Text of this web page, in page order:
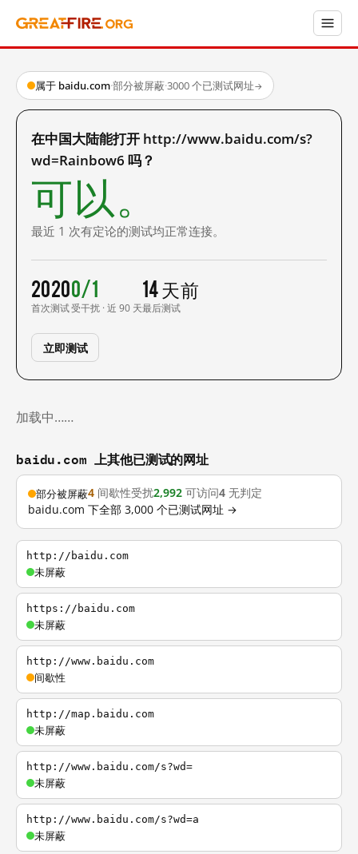
属于 baidu.com·部分被屏蔽·3000 个已测试网址→
在中国大陆能打开 http://www.baidu.com/s?
wd=Rainbow6 吗？
可以。
最近 1 次有定论的测试均正常连接。
2020
首次测试
0/1
受干扰 · 近 90 天
14 天前
最后测试
立即测试
加载中……
baidu.com 上其他已测试的网址
部分被屏蔽4 间歇性受扰2,992 可访问4 无判定
baidu.com 下全部 3,000 个已测试网址 →
http://baidu.com
未屏蔽
https://baidu.com
未屏蔽
http://www.baidu.com
间歇性
http://map.baidu.com
未屏蔽
http://www.baidu.com/s?wd=
未屏蔽
http://www.baidu.com/s?wd=a
未屏蔽